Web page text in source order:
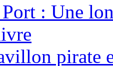
: Une
pirate